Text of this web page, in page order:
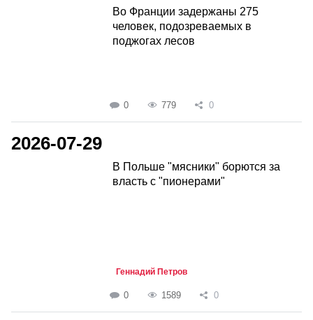
Во Франции задержаны 275
человек, подозреваемых в
поджогах лесов
0 779 0
2026-07-29
В Польше "мясники" борются за
власть с "пионерами"
Геннадий Петров
0 1589 0